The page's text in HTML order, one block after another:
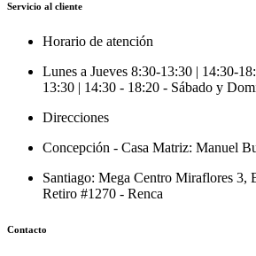
Servicio al cliente
Horario de atención
Lunes a Jueves 8:30-13:30 | 14:30-
13:30 | 14:30 - 18:20 - Sábado y
Direcciones
Concepción - Casa Matriz: Manuel
Santiago: Mega Centro Miraflores 3,
Retiro #1270 - Renca
Contacto